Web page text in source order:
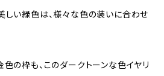
しい緑色は、様々な色の装いに合わせ
の枠も、このダークトーンな色イヤリ